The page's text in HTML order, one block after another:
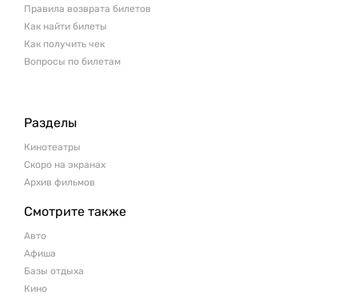
Правила возврата билетов
Как найти билеты
Как получить чек
Вопросы по билетам
Разделы
Кинотеатры
Скоро на экранах
Архив фильмов
Смотрите также
Авто
Афиша
Базы отдыха
Кино